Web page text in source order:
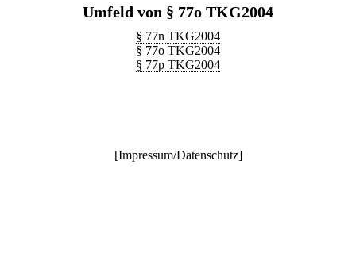
Umfeld von § 77o TKG2004
§ 77n TKG2004
§ 77o TKG2004
§ 77p TKG2004
[Impressum/Datenschutz]